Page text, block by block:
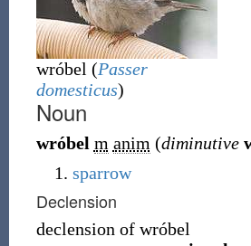
wróbel (Passer
domesticus)
Noun
wróbel m anim (diminutive
sparrow
Declension
declension of wróbel